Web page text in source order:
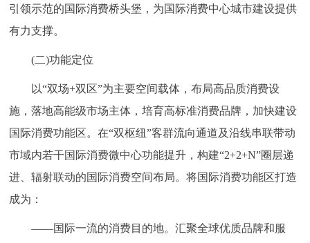
引领示范的国际消费桥头堡，为国际消费中心城市建设提供
有力支撑。
(二)功能定位
以“双场+双区”为主要空间载体，布局高品质消费设
施，落地高能级市场主体，培育高标准消费品牌，加快建设
国际消费功能区。在“双枢纽”客群流向通道及沿线串联带动
市域内若干国际消费微中心功能提升，构建“2+2+N”圈层递
进、辐射联动的国际消费空间布局。将国际消费功能区打造
成为：
——国际一流的消费目的地。汇聚全球优质品牌和服